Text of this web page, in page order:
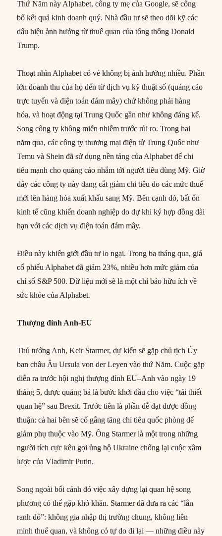
Thứ Năm này Alphabet, công ty mẹ của Google, sẽ công
bố kết quả kinh doanh quý. Nhà đầu tư sẽ theo dõi kỹ các
dấu hiệu ảnh hưởng từ thuế quan của tổng thống Donald
Trump.
Thoạt nhìn Alphabet có vẻ không bị ảnh hưởng nhiều. Phần
lớn doanh thu của họ đến từ dịch vụ kỹ thuật số (quảng cáo
trực tuyến và điện toán đám mây) chứ không phải hàng
hóa, và hoạt động tại Trung Quốc gần như không đáng kể.
Song công ty không miễn nhiễm trước rủi ro. Trong hai
năm qua, các công ty thương mại điện tử Trung Quốc như
Temu và Shein đã sử dụng nền tảng của Alphabet để chi
tiêu mạnh cho quảng cáo nhắm tới người tiêu dùng Mỹ. Giờ
đây các công ty này đang cắt giảm chi tiêu do các mức thuế
mới lên hàng hóa xuất khẩu sang Mỹ. Bên cạnh đó, bất ổn
kinh tế cũng khiến doanh nghiệp do dự khi ký hợp đồng dài
hạn với các dịch vụ điện toán đám mây.
Điều này khiến giới đầu tư lo ngại. Trong ba tháng qua, giá
cổ phiếu Alphabet đã giảm 23%, nhiều hơn mức giảm của
chỉ số S&P 500. Dữ liệu mới sẽ là một chỉ báo hữu ích về
sức khỏe của Alphabet.
Thượng đỉnh Anh-EU
Thủ tướng Anh, Keir Starmer, dự kiến sẽ gặp chủ tịch Ủy
ban châu Âu Ursula von der Leyen vào thứ Năm. Cuộc gặp
diễn ra trước hội nghị thượng đỉnh EU–Anh vào ngày 19
tháng 5, được quảng bá là bước khởi đầu cho việc “tái thiết
quan hệ” sau Brexit. Trước tiên là phần dễ đạt được đồng
thuận: cả hai bên sẽ cố gắng tăng chi tiêu quốc phòng để
giảm phụ thuộc vào Mỹ. Ông Starmer là một trong những
người tích cực kêu gọi ủng hộ Ukraine chống lại cuộc xâm
lược của Vladimir Putin.
Song ngoài bối cảnh đó việc xây dựng lại quan hệ song
phương có thể gặp khó khăn. Starmer đã đưa ra các “lằn
ranh đỏ”: không gia nhập thị trường chung, không liên
minh thuế quan, và không có tự do đi lại — những điều này